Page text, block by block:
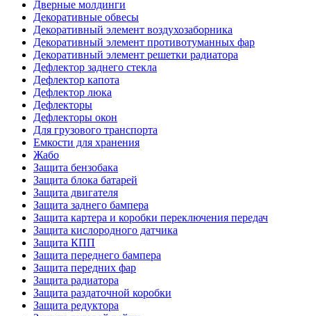
Дверные молдинги
Декоративные обвесы
Декоративный элемент воздухозаборника
Декоративный элемент противотуманных фар
Декоративный элемент решетки радиатора
Дефлектор заднего стекла
Дефлектор капота
Дефлектор люка
Дефлекторы
Дефлекторы окон
Для грузового транспорта
Емкости для хранения
Жабо
Защита бензобака
Защита блока батарей
Защита двигателя
Защита заднего бампера
Защита картера и коробки переключения передач
Защита кислородного датчика
Защита КПП
Защита переднего бампера
Защита передних фар
Защита радиатора
Защита раздаточной коробки
Защита редуктора